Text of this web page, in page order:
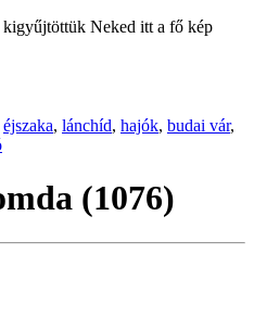
Neked itt a fő kép
éjszaka, lánchíd, hajók, budai vár,
(1076)